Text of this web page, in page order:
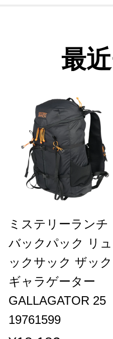
最
ミステリーランチ
バックパック リュ
ックサック ザック
ギャラゲーター
GALLAGATOR 25
19761599